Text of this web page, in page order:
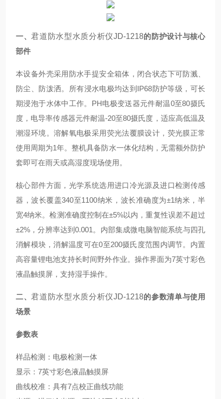
一、 君道防水型水质分析仪JD-1218的防护设计与核心
部件
本设备外壳采用防水手提安全箱体，闭合状态下可防溅、
防尘、防泼洒。所有浸水电极均达到IP68防护等级，可长
期浸泡于水体中工作。PH电极变送器元件耐温0至80摄氏
度，电导率传感器元件耐温-20至80摄氏度，适应高低温及
潮湿环境。溶解氧电极采用荧光法覆膜设计，荧光膜正常
使用周期为1年。整机具备防水一体化结构，无需额外防护
套即可在雨天或高湿度现场使用。
核心部件方面，光学系统选用进口冷光源及进口检测传感
器，波长覆盖340至1100纳米，波长准确度为±1纳米，半
宽4纳米。检测准确度控制在±5%以内，重复性误差不超过
±2%，分辨率达到0.001。内部集成微电脑智能系统与四孔
消解模块，消解温度可在0至200摄氏度范围内调节。内置
高容量锂电池支持长时间野外作业。操作界面为7英寸彩色
液晶触摸屏，支持湿手操作。
二、 君道防水型水质分析仪JD-1218的参数清单与使用
场景
参数表
样品检测：电极检测一体
显示：7英寸彩色液晶触摸屏
曲线校准：具有7点校正曲线功能